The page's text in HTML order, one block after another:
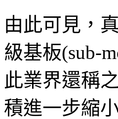
由此可見，
級基板(sub-
此業界還稱
積進一步縮